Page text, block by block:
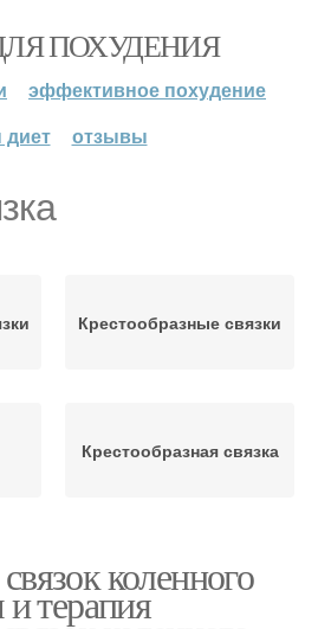
ПОХУДЕНИЯ
эффективное похудение
отзывы
Крестообразные связки
Крестообразная связка
коленного
терапия